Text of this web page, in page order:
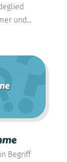
und...
Begriff